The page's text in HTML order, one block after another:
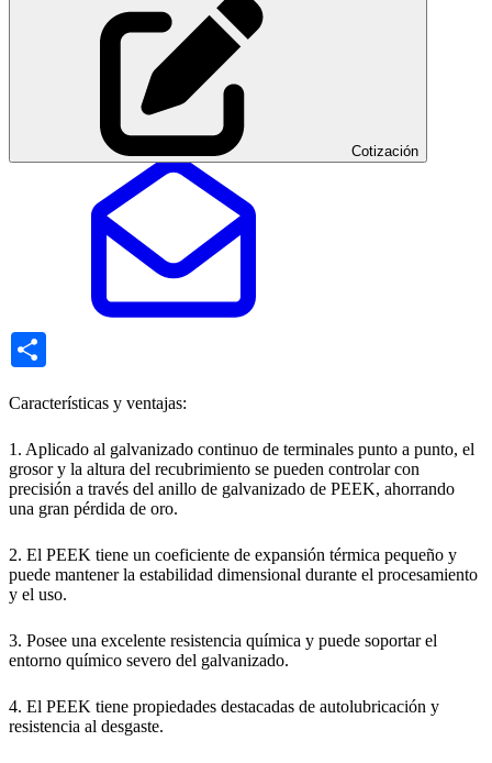
Cotización
Características y ventajas:
1. Aplicado al galvanizado continuo de terminales punto a punto, el
grosor y la altura del recubrimiento se pueden controlar con
precisión a través del anillo de galvanizado de PEEK, ahorrando
una gran pérdida de oro.
2. El PEEK tiene un coeficiente de expansión térmica pequeño y
puede mantener la estabilidad dimensional durante el procesamiento
y el uso.
3. Posee una excelente resistencia química y puede soportar el
entorno químico severo del galvanizado.
4. El PEEK tiene propiedades destacadas de autolubricación y
resistencia al desgaste.